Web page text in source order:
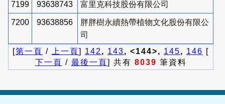
7199 93638743 富里克科技股份有限公司
7200 93638856
胖胖樹永續熱帶植物文化股份有限公
司
[第一頁 / 上一頁] 142 , 143, <144>, 145, 146 [
下一頁 / 最後一頁] 共有 8039 筆資料